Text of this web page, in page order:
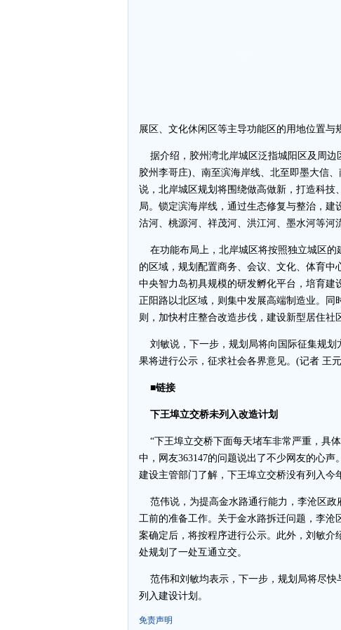
展区、文化休闲区等主导功能区的用地位置与
据介绍，胶州湾北岸城区泛指城阳区及周边
胶州李哥庄)、南至滨海岸线、北至即墨大信
说，北岸城区规划将围绕做高做新，打造科
局。锁定滨海岸线，通过生态修复与整治，
沽河、桃源河、祥茂河、洪江河、墨水河等河
在功能布局上，北岸城区将按照独立城区的
的区域，规划配置商务、会议、文化、体育
中央智力岛初具规模的研发孵化平台，培育建
正阳路以北区域，则集中发展高端制造业。
则，加快村庄整合改造步伐，建设新型居住社
刘敏说，下一步，规划局将向国际征集规划
果将进行公示，征求社会各界意见。(记者 王
■链接
下王埠立交桥未列入改造计划
“下王埠立交桥下面每天堵车非常严重，具
中，网友363147的问题说出了不少网友的心
建设主管部门了解，下王埠立交桥没有列入今
范伟说，为提高金水路通行能力，李沧区政
工前的准备工作。关于金水路拆迁问题，李
案确定后，将按程序进行公示。此外，刘敏介
处规划了一处互通立交。
范伟和刘敏均表示，下一步，规划局将尽快
列入建设计划。
免责声明